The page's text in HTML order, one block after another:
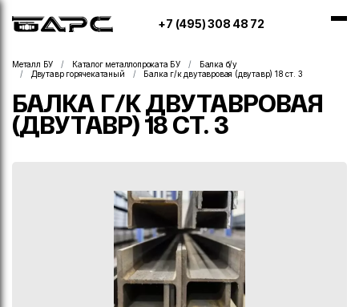
+7 (495) 308 48 72
Металл БУ Каталог металлопроката БУ
Балка б/у
Двутавр горячекатаный
Балка г/к двутавровая (двутавр) 18 ст. 3
БАЛКА Г/К ДВУТАВРОВАЯ
(ДВУТАВР) 18 СТ. 3